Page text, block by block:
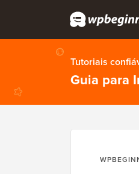
Tutoriais
Guia para